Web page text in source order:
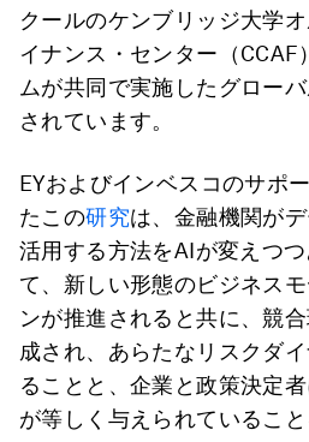
クールのケンブリッジ大学
イナンス・センター（CCAF
ムが共同で実施したグロー
されています。
EYおよびインベスコのサポ
たこの研究は、金融機関が
活用する方法をAIが変えつ
て、新しい形態のビジネス
ンが推進されると共に、競
成され、あらたなリスクダ
ることと、企業と政策決定
が等しく与えられていること